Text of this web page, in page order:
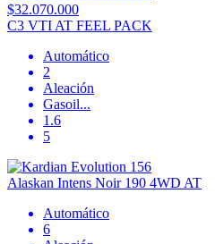
$32.070.000
C3 VTI AT FEEL PACK
Automático
2
Aleación
Gasoil...
1.6
5
Alaskan Intens Noir 190 4WD AT
Automático
6